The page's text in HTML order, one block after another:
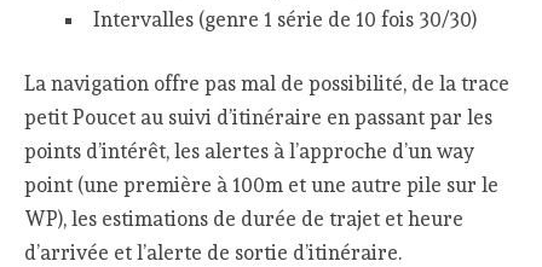
Intervalles (genre 1 série de 10 fois 30/30)
La navigation offre pas mal de possibilité, de la trace
petit Poucet au suivi d’itinéraire en passant par les
points d’intérêt, les alertes à l’approche d’un way
point (une première à 100m et une autre pile sur le
WP), les estimations de durée de trajet et heure
d’arrivée et l’alerte de sortie d’itinéraire.